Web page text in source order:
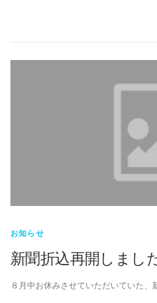
お知らせ
新聞折込再開しました
８月中お休みさせていただいていた